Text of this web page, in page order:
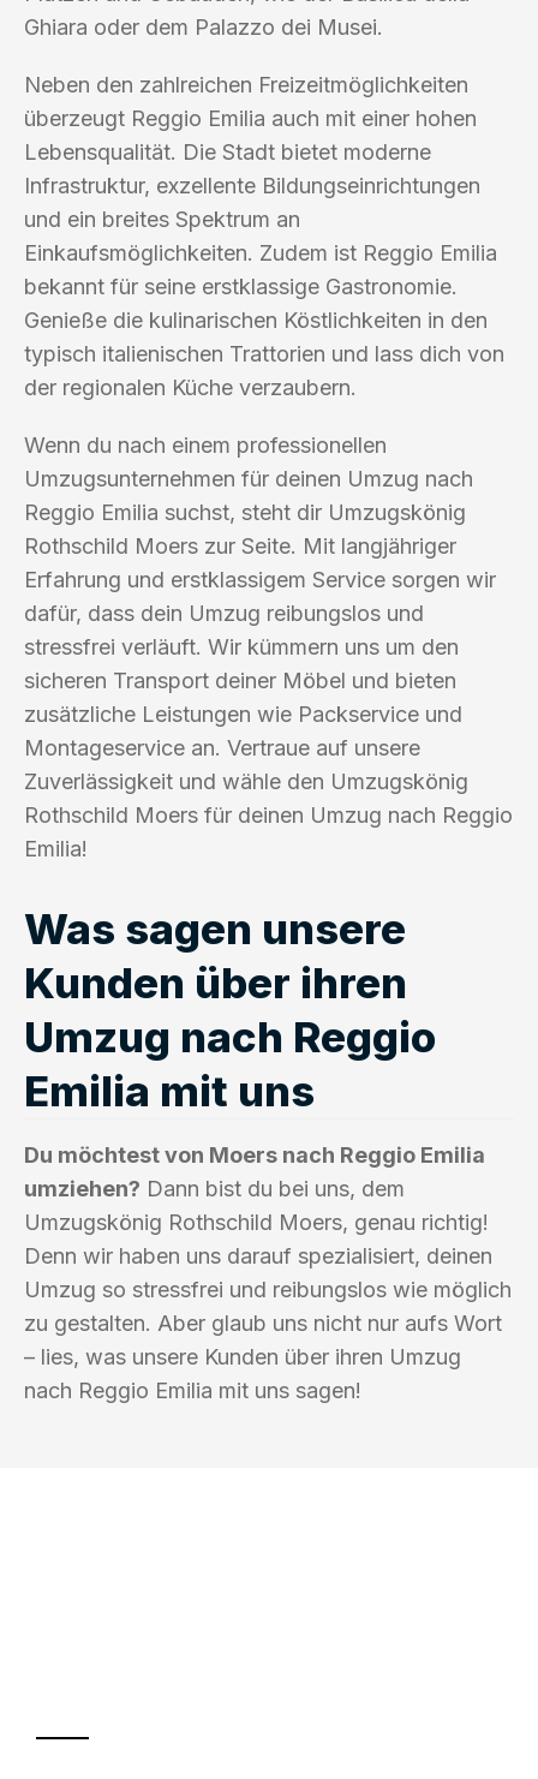
Ghiara oder dem Palazzo dei Musei.
Neben den zahlreichen Freizeitmöglichkeiten
überzeugt Reggio Emilia auch mit einer hohen
Lebensqualität. Die Stadt bietet moderne
Infrastruktur, exzellente Bildungseinrichtungen
und ein breites Spektrum an
Einkaufsmöglichkeiten. Zudem ist Reggio Emilia
bekannt für seine erstklassige Gastronomie.
Genieße die kulinarischen Köstlichkeiten in den
typisch italienischen Trattorien und lass dich von
der regionalen Küche verzaubern.
Wenn du nach einem professionellen
Umzugsunternehmen für deinen Umzug nach
Reggio Emilia suchst, steht dir Umzugskönig
Rothschild Moers zur Seite. Mit langjähriger
Erfahrung und erstklassigem Service sorgen wir
dafür, dass dein Umzug reibungslos und
stressfrei verläuft. Wir kümmern uns um den
sicheren Transport deiner Möbel und bieten
zusätzliche Leistungen wie Packservice und
Montageservice an. Vertraue auf unsere
Zuverlässigkeit und wähle den Umzugskönig
Rothschild Moers für deinen Umzug nach Reggio
Emilia!
Was sagen unsere
Kunden über ihren
Umzug nach Reggio
Emilia mit uns
Du möchtest von Moers nach Reggio Emilia
umziehen? Dann bist du bei uns, dem
Umzugskönig Rothschild Moers, genau richtig!
Denn wir haben uns darauf spezialisiert, deinen
Umzug so stressfrei und reibungslos wie möglich
zu gestalten. Aber glaub uns nicht nur aufs Wort
– lies, was unsere Kunden über ihren Umzug
nach Reggio Emilia mit uns sagen!